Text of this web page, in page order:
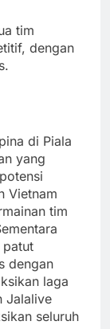
tim
dengan
di Piala
yang
Vietnam
tim
patut
dengan
laga
Jalalive
seluruh